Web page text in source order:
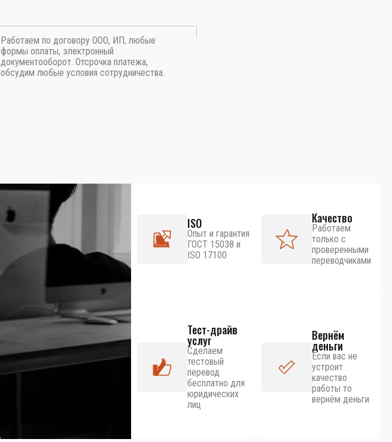
Работаем по договору ООО, ИП, любые
формы оплаты, электронный
документооборот. Отсрочка платежа,
обсудим любые условия сотрудничества.
ISO
Опыт и гарантия
ГОСТ 15038 и
ISO 17100
Качество
Работаем
только с
проверенными
переводчиками
Тест-драйв
услуг
Сделаем
тестовый
перевод
бесплатно для
юридических
лиц
Вернём
деньги
Если вас не
устроит
качество
работы то
вернём деньги